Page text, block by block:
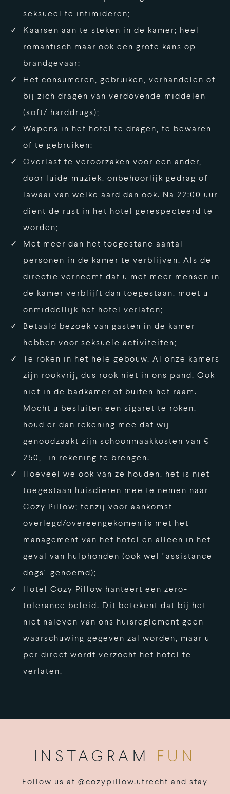
seksueel te intimideren;
Kaarsen aan te steken in de kamer; heel
romantisch maar ook een grote kans op
brandgevaar;
Het consumeren, gebruiken, verhandelen of
bij zich dragen van verdovende middelen
(soft/ harddrugs);
Wapens in het hotel te dragen, te bewaren
of te gebruiken;
Overlast te veroorzaken voor een ander,
door luide muziek, onbehoorlijk gedrag of
lawaai van welke aard dan ook. Na 22:00 uur
dient de rust in het hotel gerespecteerd te
worden;
Met meer dan het toegestane aantal
personen in de kamer te verblijven. Als de
directie verneemt dat u met meer mensen in
de kamer verblijft dan toegestaan, moet u
onmiddellijk het hotel verlaten;
Betaald bezoek van gasten in de kamer
hebben voor seksuele activiteiten;
Te roken in het hele gebouw. Al onze kamers
zijn rookvrij, dus rook niet in ons pand. Ook
niet in de badkamer of buiten het raam.
Mocht u besluiten een sigaret te roken,
houd er dan rekening mee dat wij
genoodzaakt zijn schoonmaakkosten van €
250,- in rekening te brengen.
Hoeveel we ook van ze houden, het is niet
toegestaan huisdieren mee te nemen naar
Cozy Pillow; tenzij voor aankomst
overlegd/overeengekomen is met het
management van het hotel en alleen in het
geval van hulphonden (ook wel "assistance
dogs" genoemd);
Hotel Cozy Pillow hanteert een zero-
tolerance beleid. Dit betekent dat bij het
niet naleven van ons huisreglement geen
waarschuwing gegeven zal worden, maar u
per direct wordt verzocht het hotel te
verlaten.
INSTAGRAM FUN
Follow us at @cozypillow.utrecht and stay